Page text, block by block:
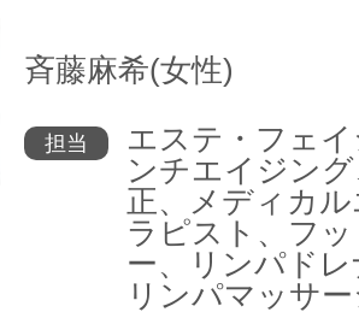
斉藤麻希(女性)
担当
エステ・フェ
ンチエイジン
正、メディカ
ラピスト、フ
ー、リンパド
リンパマッサ